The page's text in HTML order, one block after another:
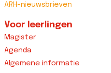
ARH-nieuwsbrieven
Voor leerlingen
Magister
Agenda
Algemene informatie